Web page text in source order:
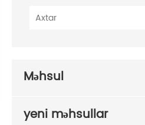
Məhsul
yeni məhsullar